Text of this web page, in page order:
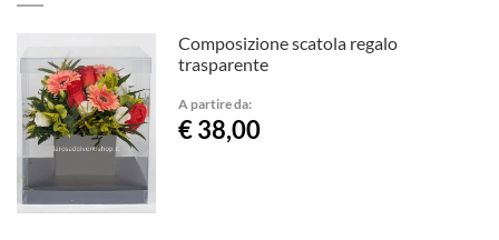
Composizione scatola regalo
trasparente
A partire da:
€ 38,00